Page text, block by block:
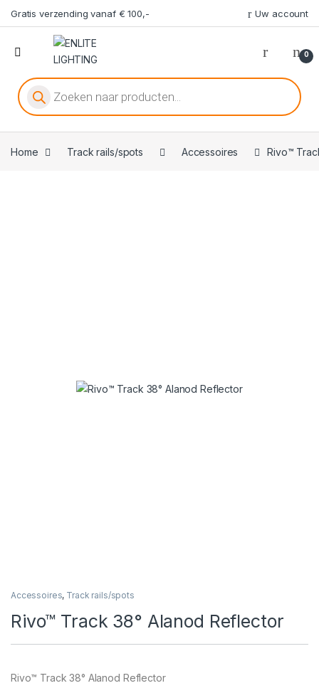
Gratis verzending vanaf € 100,- Uw account
0
Producten zoeken
Home Track rails/spots Accessoires Rivo™
Accessoires, Track rails/spots
Rivo™ Track 38° Alanod Reflector
Rivo™ Track 38° Alanod Reflector